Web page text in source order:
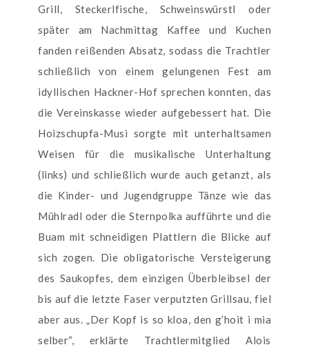
Grill, Steckerlfische, Schweinswürstl oder
später am Nachmittag Kaffee und Kuchen
fanden reißenden Absatz, sodass die Trachtler
schließlich von einem gelungenen Fest am
idyllischen Hackner-Hof sprechen konnten, das
die Vereinskasse wieder aufgebessert hat. Die
Hoizschupfa-Musi sorgte mit unterhaltsamen
Weisen für die musikalische Unterhaltung
(links) und schließlich wurde auch getanzt, als
die Kinder- und Jugendgruppe Tänze wie das
Mühlradl oder die Sternpolka aufführte und die
Buam mit schneidigen Plattlern die Blicke auf
sich zogen. Die obligatorische Versteigerung
des Saukopfes, dem einzigen Überbleibsel der
bis auf die letzte Faser verputzten Grillsau, fiel
aber aus. „Der Kopf is so kloa, den g’hoit i mia
selber“, erklärte Trachtlermitglied Alois